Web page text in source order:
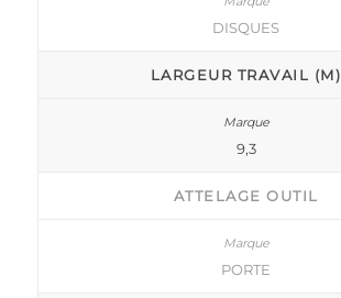
DISQUES
LARGEUR TRAVAIL (M)
9,3
ATTELAGE OUTIL
PORTE